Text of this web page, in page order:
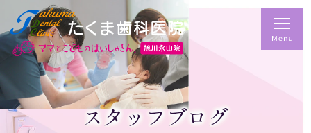
スタッフブログ